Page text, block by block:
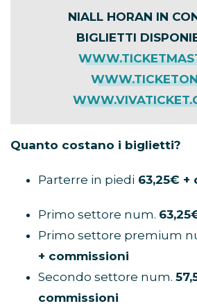
NIALL HORAN IN
BIGLIETTI
Quanto costano i biglietti?
Parterre in piedi 63,25€ +
Primo settore num.
Primo settore premium
+ commissioni
Secondo settore num.
commissioni